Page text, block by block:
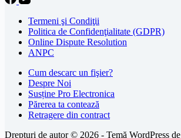
Termeni şi Condiţii
Politica de Confidenţialitate (GDPR)
Online Dispute Resolution
ANPC
Cum descarc un fişier?
Despre Noi
Susține Pro Electronica
Părerea ta contează
Retragere din contract
Drepturi de autor © 2026 - Temă WordPress de